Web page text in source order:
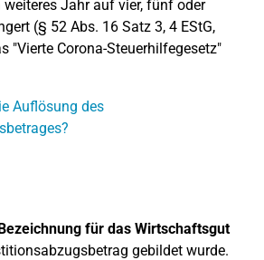
weiteres Jahr auf vier, fünf oder
(§ 52 Abs. 16 Satz 3, 4 EStG,
"Vierte Corona-Steuerhilfegesetz"
Auflösung des
für das Wirtschaftsgut
gebildet wurde.